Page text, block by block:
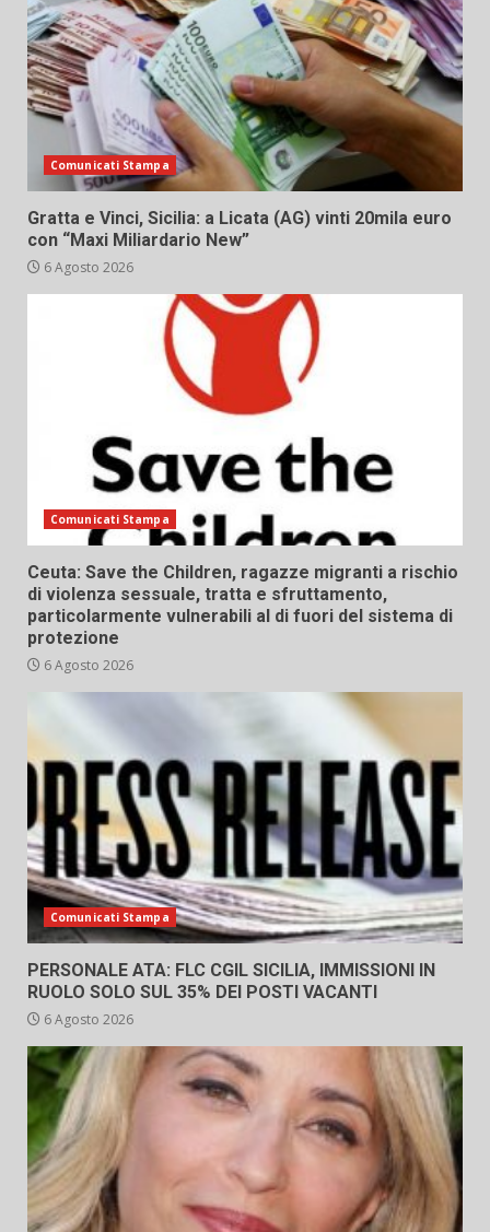
Comunicati Stampa
Gratta e Vinci, Sicilia: a Licata (AG) vinti 20mila euro
con “Maxi Miliardario New”
6 Agosto 2026
Comunicati Stampa
Ceuta: Save the Children, ragazze migranti a rischio
di violenza sessuale, tratta e sfruttamento,
particolarmente vulnerabili al di fuori del sistema di
protezione
6 Agosto 2026
Comunicati Stampa
PERSONALE ATA: FLC CGIL SICILIA, IMMISSIONI IN
RUOLO SOLO SUL 35% DEI POSTI VACANTI
6 Agosto 2026